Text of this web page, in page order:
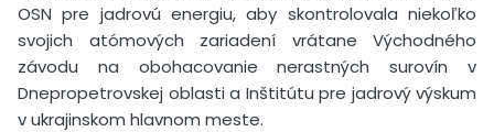
OSN pre jadrovú energiu, aby skontrolovala niekoľko
svojich atómových zariadení vrátane Východného
závodu na obohacovanie nerastných surovín v
Dnepropetrovskej oblasti a Inštitútu pre jadrový výskum
v ukrajinskom hlavnom meste.